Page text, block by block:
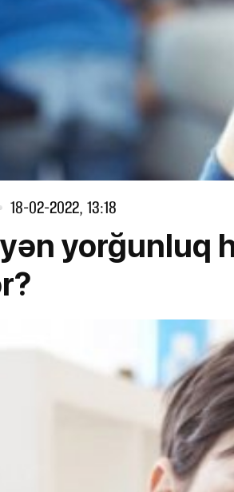
18-02-2022, 13:18
yorğunluq